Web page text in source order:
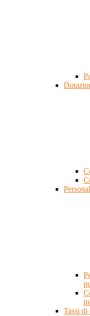
Tassi di